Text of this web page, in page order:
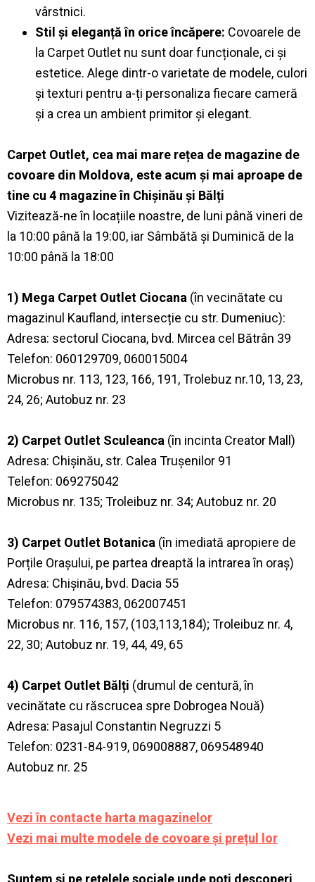
vârstnici.
Stil și eleganță în orice încăpere: Covoarele de
la Carpet Outlet nu sunt doar funcționale, ci și
estetice. Alege dintr-o varietate de modele, culori
și texturi pentru a-ți personaliza fiecare cameră
și a crea un ambient primitor și elegant.
Carpet Outlet, cea mai mare rețea de magazine de
covoare din Moldova, este acum și mai aproape de
tine cu 4 magazine în Chișinău și Bălți
Vizitează-ne în locațiile noastre, de luni până vineri de
la 10:00 până la 19:00, iar Sâmbătă și Duminică de la
10:00 până la 18:00
1) Mega Carpet Outlet Ciocana (în vecinătate cu
magazinul Kaufland, intersecție cu str. Dumeniuc):
Adresa: sectorul Ciocana, bvd. Mircea cel Bătrân 39
Telefon: 060129709, 060015004
Microbus nr. 113, 123, 166, 191, Trolebuz nr.10, 13, 23,
24, 26; Autobuz nr. 23
2) Carpet Outlet Sculeanca (în incinta Creator Mall)
Adresa: Chișinău, str. Calea Trușenilor 91
Telefon: 069275042
Microbus nr. 135; Troleibuz nr. 34; Autobuz nr. 20
3) Carpet Outlet Botanica (în imediată apropiere de
Porțile Orașului, pe partea dreaptă la intrarea în oraș)
Adresa: Chișinău, bvd. Dacia 55
Telefon: 079574383, 062007451
Microbus nr. 116, 157, (103,113,184); Troleibuz nr. 4,
22, 30; Autobuz nr. 19, 44, 49, 65
4) Carpet Outlet Bălți (drumul de centură, în
vecinătate cu răscrucea spre Dobrogea Nouă)
Adresa: Pasajul Constantin Negruzzi 5
Telefon: 0231-84-919, 069008887, 069548940
Autobuz nr. 25
Vezi în contacte harta magazinelor
Vezi mai multe modele de covoare și prețul lor
Suntem și pe rețelele sociale unde poți descoperi